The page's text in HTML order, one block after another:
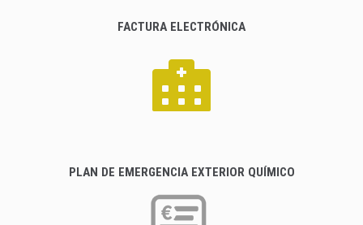
FACTURA ELECTRÓNICA
PLAN DE EMERGENCIA EXTERIOR QUÍMICO